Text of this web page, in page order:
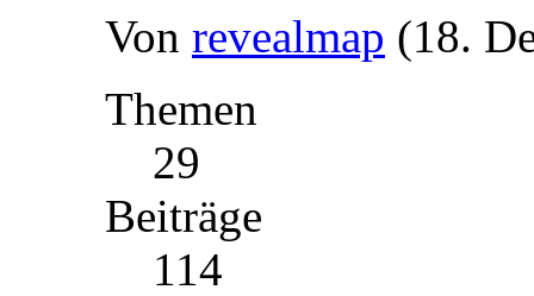
Von revealmap (18.
Themen
29
Beiträge
114